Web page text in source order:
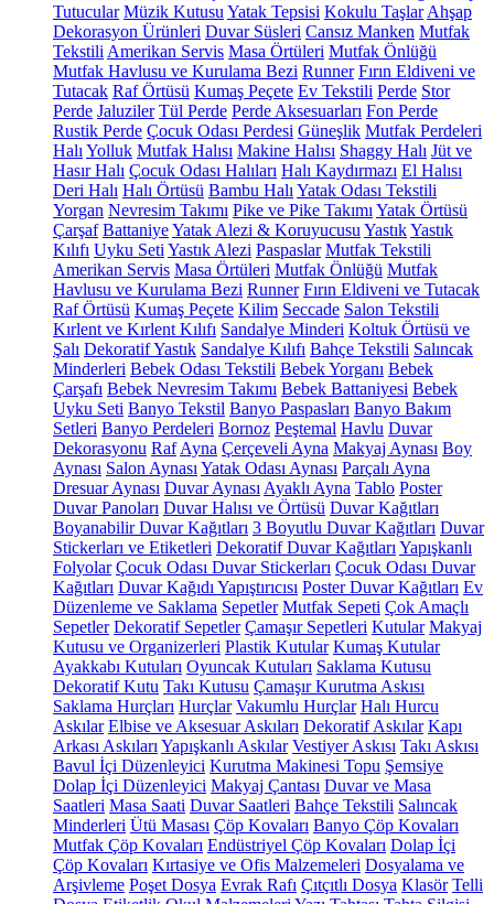
Tutucular Müzik Kutusu Yatak Tepsisi Kokulu Taşlar Ahşap
Dekorasyon Ürünleri Duvar Süsleri Cansız Manken Mutfak
Tekstili Amerikan Servis Masa Örtüleri Mutfak Önlüğü
Mutfak Havlusu ve Kurulama Bezi Runner Fırın Eldiveni ve
Tutacak Raf Örtüsü Kumaş Peçete Ev Tekstili Perde Stor
Perde Jaluziler Tül Perde Perde Aksesuarları Fon Perde
Rustik Perde Çocuk Odası Perdesi Güneşlik Mutfak Perdeleri
Halı Yolluk Mutfak Halısı Makine Halısı Shaggy Halı Jüt ve
Hasır Halı Çocuk Odası Halıları Halı Kaydırmazı El Halısı
Deri Halı Halı Örtüsü Bambu Halı Yatak Odası Tekstili
Yorgan Nevresim Takımı Pike ve Pike Takımı Yatak Örtüsü
Çarşaf BattaniyeYatak Alezi & Koruyucusu YastıkYastık
Kılıfı Uyku Seti Yastık Alezi Paspaslar Mutfak Tekstili
Amerikan Servis Masa Örtüleri Mutfak Önlüğü Mutfak
Havlusu ve Kurulama Bezi Runner Fırın Eldiveni ve Tutacak
Raf Örtüsü Kumaş Peçete Kilim Seccade Salon Tekstili
Kırlent ve Kırlent Kılıfı Sandalye Minderi Koltuk Örtüsü ve
Şalı Dekoratif Yastık Sandalye Kılıfı Bahçe Tekstili Salıncak
Minderleri Bebek Odası Tekstili Bebek Yorganı Bebek
Çarşafı Bebek Nevresim Takımı Bebek Battaniyesi Bebek
Uyku Seti Banyo Tekstil Banyo Paspasları Banyo Bakım
Setleri Banyo Perdeleri Bornoz Peştemal Havlu Duvar
Dekorasyonu Raf Ayna Çerçeveli Ayna Makyaj Aynası Boy
Aynası Salon Aynası Yatak Odası Aynası Parçalı Ayna
Dresuar Aynası Duvar Aynası Ayaklı Ayna Tablo Poster
Duvar Panoları Duvar Halısı ve Örtüsü Duvar Kağıtları
Boyanabilir Duvar Kağıtları 3 Boyutlu Duvar Kağıtları Duvar
Stickerları ve Etiketleri Dekoratif Duvar Kağıtları Yapışkanlı
Folyolar Çocuk Odası Duvar Stickerları Çocuk Odası Duvar
Kağıtları Duvar Kağıdı Yapıştırıcısı Poster Duvar Kağıtları Ev
Düzenleme ve Saklama Sepetler Mutfak Sepeti Çok Amaçlı
Sepetler Dekoratif Sepetler Çamaşır Sepetleri Kutular Makyaj
Kutusu ve Organizerleri Plastik Kutular Kumaş Kutular
Ayakkabı Kutuları Oyuncak Kutuları Saklama Kutusu
Dekoratif Kutu Takı Kutusu Çamaşır Kurutma Askısı
Saklama Hurçları Hurçlar Vakumlu Hurçlar Halı Hurcu
Askılar Elbise ve Aksesuar Askıları Dekoratif Askılar Kapı
Arkası Askıları Yapışkanlı Askılar Vestiyer Askısı Takı Askısı
Bavul İçi Düzenleyici Kurutma Makinesi Topu Şemsiye
Dolap İçi Düzenleyici Makyaj Çantası Duvar ve Masa
Saatleri Masa Saati Duvar Saatleri Bahçe Tekstili Salıncak
Minderleri Ütü Masası Çöp Kovaları Banyo Çöp Kovaları
Mutfak Çöp Kovaları Endüstriyel Çöp Kovaları Dolap İçi
Çöp Kovaları Kırtasiye ve Ofis Malzemeleri Dosyalama ve
Arşivleme Poşet Dosya Evrak Rafı Çıtçıtlı Dosya Klasör Telli